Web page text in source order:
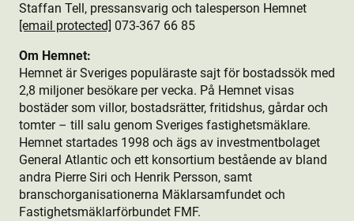
Staffan Tell, pressansvarig och talesperson Hemnet
[email protected] 073-367 66 85
Om Hemnet:
Hemnet är Sveriges populäraste sajt för bostads­sök med
2,8 miljoner besökare per vecka. På Hemnet visas
bostäder som villor, bostads­rätter, fritidshus, gårdar och
tomter – till salu genom Sveriges fastighetsmäklare.
Hemnet startades 1998 och ägs av investmentbolaget
General Atlantic och ett konsortium bestående av bland
andra Pierre Siri och Henrik Persson, samt
branschorganisationerna Mäklarsamfundet och
Fastighetsmäklarförbundet FMF.